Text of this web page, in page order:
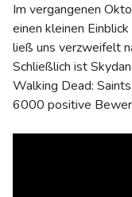
Im vergangenen
einen kleinen
ließ uns verzweifelt
Schließlich ist
Walking Dead:
6000 positive